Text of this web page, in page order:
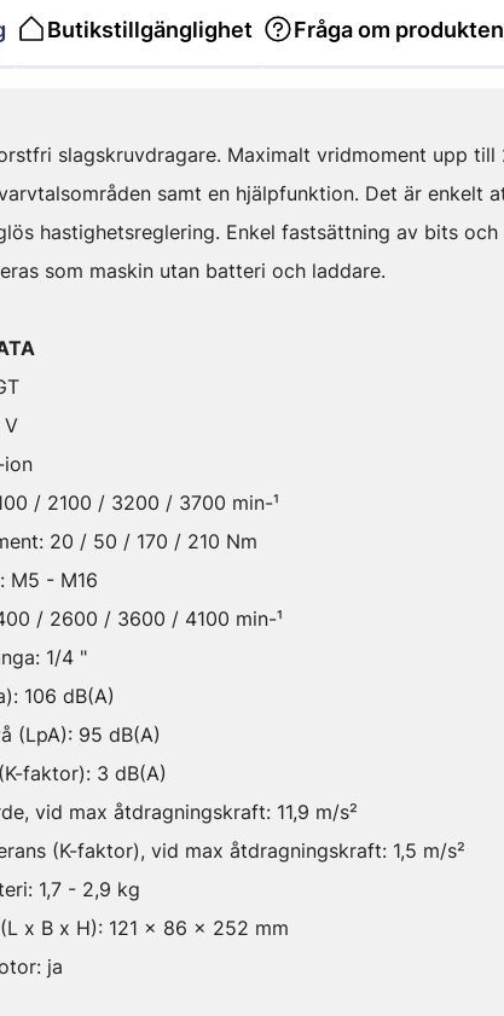
Butikstillgänglighet Fråga om produkten
slagskruvdragare. Maximalt vridmoment upp till
samt en hjälpfunktion. Det är enkelt
hastighetsreglering. Enkel fastsättning av bits
som maskin utan batteri och laddare.
V
/ 2100 / 3200 / 3700 min-¹
20 / 50 / 170 / 210 Nm
M5 - M16
/ 2600 / 3600 / 4100 min-¹
1/4 "
106 dB(A)
(LpA): 95 dB(A)
faktor): 3 dB(A)
vid max åtdragningskraft: 11,9 m/s²
(K-faktor), vid max åtdragningskraft: 1,5 m/s²
1,7 - 2,9 kg
x B x H): 121 x 86 x 252 mm
ja